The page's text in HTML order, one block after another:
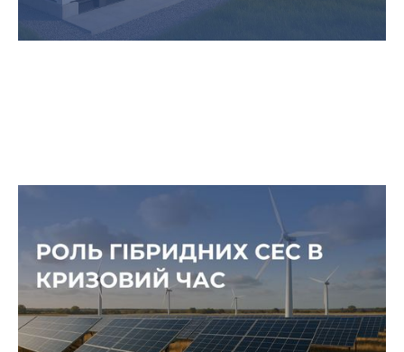
Сонце проти темряви: роль
гібридних СЕС у часи енергетичних
викликів
Перебої в електропостачанні, зростання
навантаження на мережі та потреба у
стабільних джерелах енергії показали, наскільки
важливою є енергонезалежність кожного
бізнесу.